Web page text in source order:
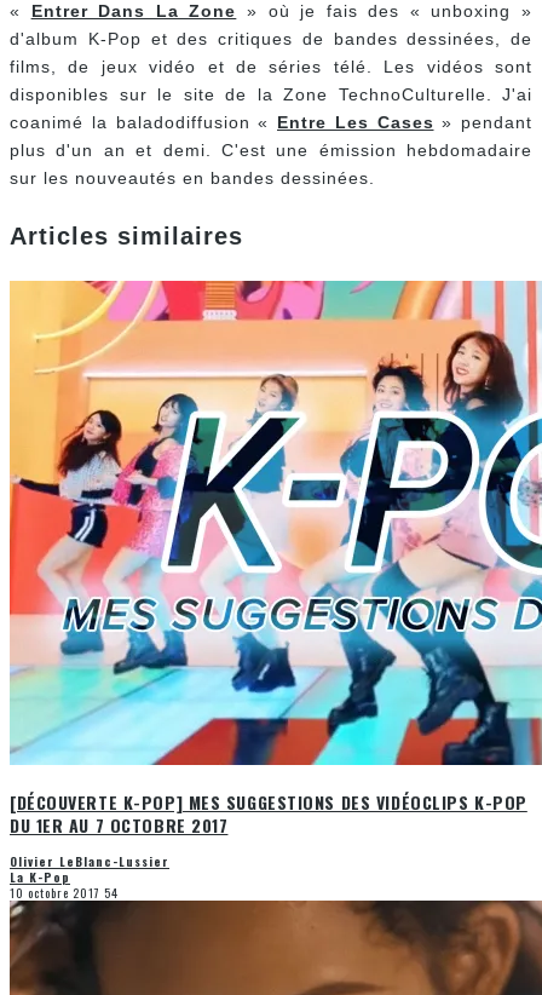
« Entrer Dans La Zone » où je fais des « unboxing »
d'album K-Pop et des critiques de bandes dessinées, de
films, de jeux vidéo et de séries télé. Les vidéos sont
disponibles sur le site de la Zone TechnoCulturelle. J'ai
coanimé la baladodiffusion « Entre Les Cases » pendant
plus d'un an et demi. C'est une émission hebdomadaire
sur les nouveautés en bandes dessinées.
Articles similaires
[DÉCOUVERTE K-POP] MES SUGGESTIONS DES VIDÉOCLIPS K-POP
DU 1ER AU 7 OCTOBRE 2017
Olivier LeBlanc-Lussier
La K-Pop
10 octobre 2017 54